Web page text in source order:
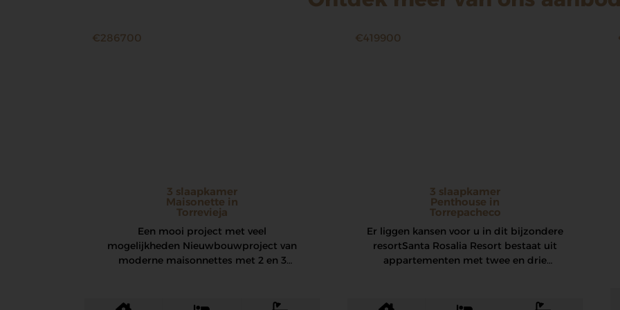
€286700
3 slaapkamer
Maisonette in
Torrevieja
Een mooi project met veel
mogelijkheden Nieuwbouwproject van
moderne maisonnettes met 2 en 3
€419900
3 slaapkamer
Penthouse in
Torrepacheco
Er liggen kansen voor u in dit bijzondere
resort Santa Rosalia Resort bestaat uit
appartementen met twee en drie